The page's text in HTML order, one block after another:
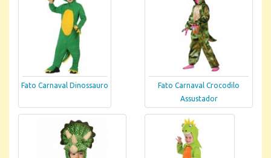
Fato Carnaval Dinossauro
Fato Carnaval Crocodilo
Assustador